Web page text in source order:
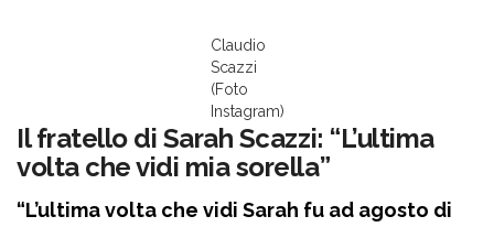
Claudio
Scazzi
(Foto
Instagram)
Il fratello di Sarah Scazzi: “L’ultima
volta che vidi mia sorella”
“L’ultima volta che vidi Sarah fu ad agosto di